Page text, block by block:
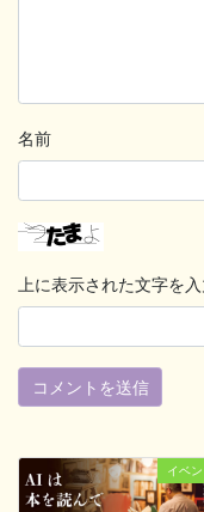
名前
上に表示された文字を入
イベン